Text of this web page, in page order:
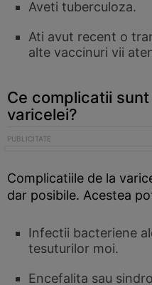
Aveti tuberculoza.
Ati avut recent o
alte vaccinuri vii
Ce complicatii
varicelei?
Complicatiile de la
dar posibile. Acestea
Infectii bacteriene
tesuturilor moi.
Encefalita sau